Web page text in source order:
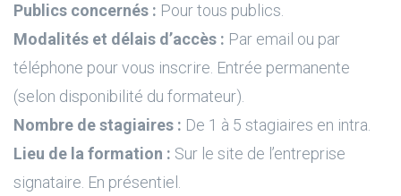
Publics concernés : Pour tous publics.
Modalités et délais d’accès : Par email ou par
téléphone pour vous inscrire. Entrée permanente
(selon disponibilité du formateur).
Nombre de stagiaires : De 1 à 5 stagiaires en intra.
Lieu de la formation : Sur le site de l’entreprise
signataire. En présentiel.